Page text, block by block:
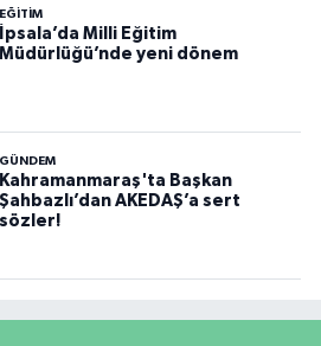
EĞİTİM
İpsala’da Milli Eğitim
Müdürlüğü’nde yeni dönem
GÜNDEM
Kahramanmaraş'ta Başkan
Şahbazlı’dan AKEDAŞ’a sert
sözler!